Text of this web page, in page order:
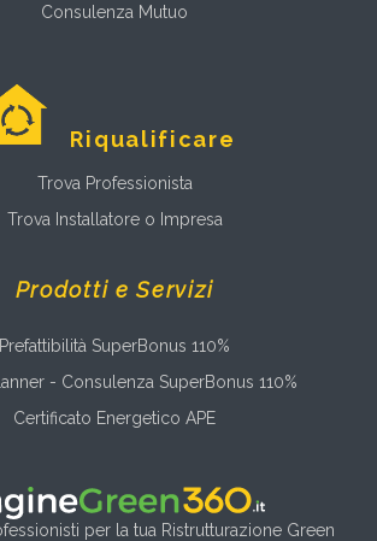
Consulenza Mutuo
Riqualificare
Trova Professionista
Trova Installatore o Impresa
Prodotti e Servizi
Prefattibilità SuperBonus 110%
- Consulenza SuperBonus 110%
Certificato Energetico APE
per la tua Ristrutturazione Green